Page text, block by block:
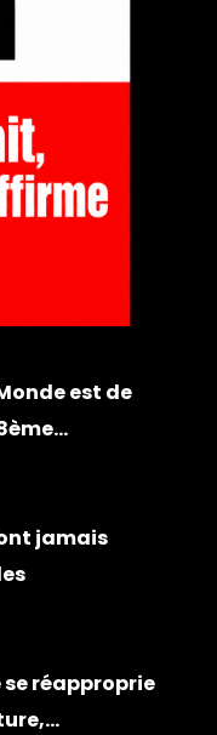
est de
jamais
réapproprie